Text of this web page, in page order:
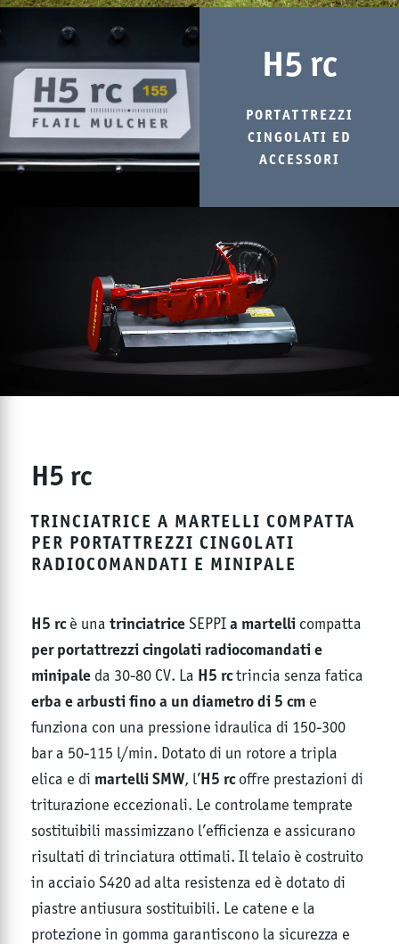
H5 rc
PORTATTREZZI
CINGOLATI ED
ACCESSORI
H5 rc
TRINCIATRICE A MARTELLI COMPATTA
PER PORTATTREZZI CINGOLATI
RADIOCOMANDATI E MINIPALE
H5 rcè una trinciatriceSEPPIa martelli compatta
per portattrezzi cingolati radiocomandati e
minipale da 30-80 CV. La H5 rctrincia senza fatica
erba e arbusti fino a un diametro di 5 cm e
funziona con una pressione idraulica di 150-300
bar a 50-115 l/min. Dotato di un rotore a tripla
elica e di martelli SMW, l’H5 rcoffre prestazioni di
triturazione eccezionali. Le controlame temprate
sostituibili massimizzano l’efficienza e assicurano
risultati di trinciatura ottimali. Il telaio è costruito
in acciaio S420 ad alta resistenza ed è dotato di
piastre antiusura sostituibili. Le catene e la
protezione in gomma garantiscono la sicurezza e